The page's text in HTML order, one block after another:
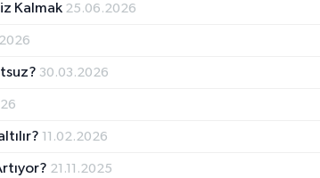
Kalmak 25.06.2026
30.03.2026
11.02.2026
21.11.2025